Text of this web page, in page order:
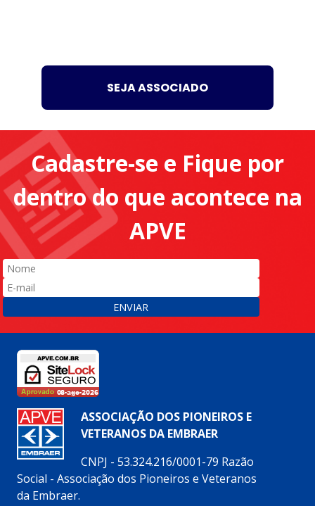
SEJA ASSOCIADO
Cadastre-se e Fique por
dentro do que acontece na
APVE
ENVIAR
ASSOCIAÇÃO DOS PIONEIROS E
VETERANOS DA EMBRAER
CNPJ - 53.324.216/0001-79 Razão
Social - Associação dos Pioneiros e Veteranos
da Embraer.